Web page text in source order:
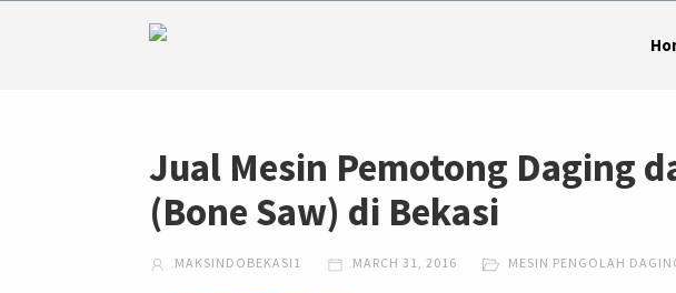
Jual Mesin Pemotong Daging
(Bone Saw) di Bekasi
MAKSINDOBEKASI1 MARCH 31, 2016 MESIN PENGOLAH